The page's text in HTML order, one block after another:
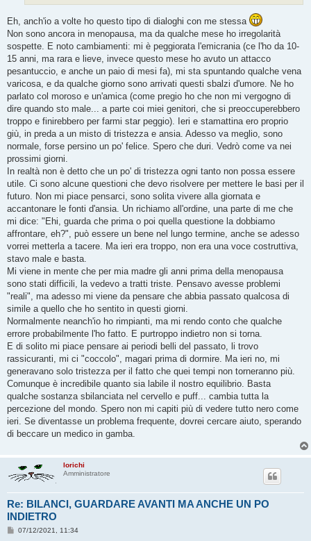
Eh, anch'io a volte ho questo tipo di dialoghi con me stessa
Non sono ancora in menopausa, ma da qualche mese ho irregolarità
sospette. E noto cambiamenti: mi è peggiorata l'emicrania (ce l'ho da 10-
15 anni, ma rara e lieve, invece questo mese ho avuto un attacco
pesantuccio, e anche un paio di mesi fa), mi sta spuntando qualche vena
varicosa, e da qualche giorno sono arrivati questi sbalzi d'umore. Ne ho
parlato col moroso e un'amica (come pregio ho che non mi vergogno di
dire quando sto male... a parte coi miei genitori, che si preoccuperebbero
troppo e finirebbero per farmi star peggio). Ieri e stamattina ero proprio
giù, in preda a un misto di tristezza e ansia. Adesso va meglio, sono
normale, forse persino un po' felice. Spero che duri. Vedrò come va nei
prossimi giorni.
In realtà non è detto che un po' di tristezza ogni tanto non possa essere
utile. Ci sono alcune questioni che devo risolvere per mettere le basi per il
futuro. Non mi piace pensarci, sono solita vivere alla giornata e
accantonare le fonti d'ansia. Un richiamo all'ordine, una parte di me che
mi dice: "Ehi, guarda che prima o poi quella questione la dobbiamo
affrontare, eh?", può essere un bene nel lungo termine, anche se adesso
vorrei metterla a tacere. Ma ieri era troppo, non era una voce costruttiva,
stavo male e basta.
Mi viene in mente che per mia madre gli anni prima della menopausa
sono stati difficili, la vedevo a tratti triste. Pensavo avesse problemi
"reali", ma adesso mi viene da pensare che abbia passato qualcosa di
simile a quello che ho sentito in questi giorni.
Normalmente neanch'io ho rimpianti, ma mi rendo conto che qualche
errore probabilmente l'ho fatto. E purtroppo indietro non si torna.
E di solito mi piace pensare ai periodi belli del passato, li trovo
rassicuranti, mi ci "coccolo", magari prima di dormire. Ma ieri no, mi
generavano solo tristezza per il fatto che quei tempi non torneranno più.
Comunque è incredibile quanto sia labile il nostro equilibrio. Basta
qualche sostanza sbilanciata nel cervello e puff... cambia tutta la
percezione del mondo. Spero non mi capiti più di vedere tutto nero come
ieri. Se diventasse un problema frequente, dovrei cercare aiuto, sperando
di beccare un medico in gamba.
lorichi
Amministratore
Re: BILANCI, GUARDARE AVANTI MA ANCHE UN PO
INDIETRO
M07/12/2021, 11:34